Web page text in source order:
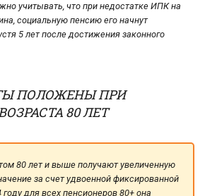
учитывать, что при недостатке ИПК на
социальную пенсию его начнут
5 лет после достижения законного
ПОЛОЖЕНЫ ПРИ
80 ЛЕТ
80 лет и выше получают увеличенную
за счет удвоенной фиксированной
для всех пенсионеров 80+ она